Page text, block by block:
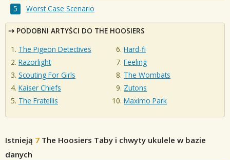
Worst Case Scenario
PODOBNI ARTYŚCI DO THE HOOSIERS
The Pigeon Detectives
Razorlight
Scouting For Girls
Kaiser Chiefs
The Fratellis
Hard-fi
Feeling
The Wombats
Zutons
Maximo Park
Istnieją 7 The Hoosiers Taby i chwyty ukulele w bazie
danych